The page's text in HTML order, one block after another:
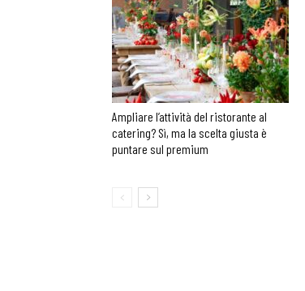
Ampliare l’attività del ristorante al
catering? Sì, ma la scelta giusta è
puntare sul premium